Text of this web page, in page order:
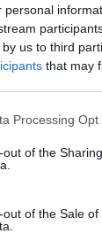
personal
us to third
that may
Processing Opt
out of the
out of the Sale of
La venta
trazabilidad